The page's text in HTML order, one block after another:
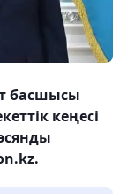
басшысы
кеңесі